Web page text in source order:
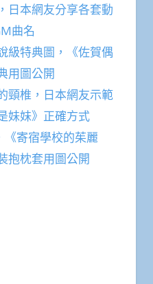
日本網友分享各套動
曲名
級特典圖，《佐賀偶
用圖公開
頸椎，日本網友示範
妹妹》正確方式
寄宿學校的茱麗
抱枕套用圖公開